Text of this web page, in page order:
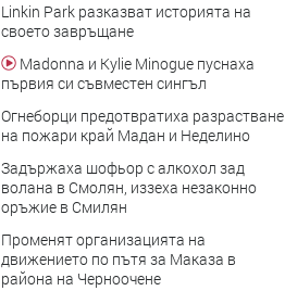
Linkin Park разказват историята на
своето завръщане
Madonna и Kylie Minogue пуснаха
първия си съвместен сингъл
Огнеборци предотвратиха разрастване
на пожари край Мадан и Неделино
Задържаха шофьор с алкохол зад
волана в Смолян, иззеха незаконно
оръжие в Смилян
Променят организацията на
движението по пътя за Маказа в
района на Черноочене